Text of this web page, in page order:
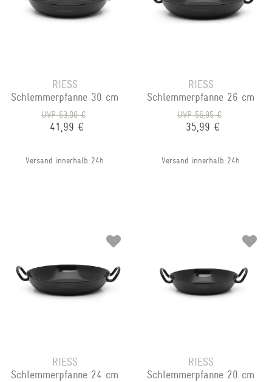
RIESS
Schlemmerpfanne 30 cm
UVP 63,00 €
41,99 €
Versand innerhalb 24h
RIESS
Schlemmerpfanne 26 cm
UVP 56,95 €
35,99 €
Versand innerhalb 24h
RIESS
Schlemmerpfanne 24 cm
RIESS
Schlemmerpfanne 20 cm